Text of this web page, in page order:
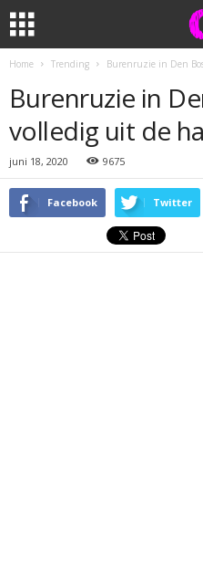
Home Trending Burenruzie in Den
Burenruzie in
volledig uit de
juni 18, 2020 9675
Facebook Twitter